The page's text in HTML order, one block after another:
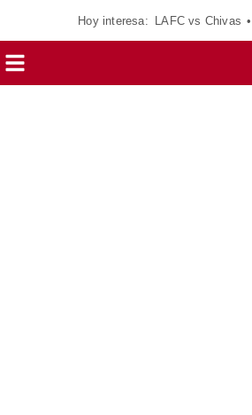
Hoy interesa: LAFC vs Chivas